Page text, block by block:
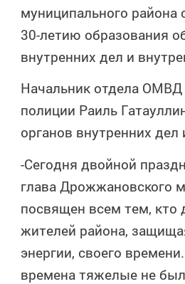
муниципального
30-летию образования
внутренних дел и
Начальник отдела
полиции Раиль
органов внутренних
-Сегодня двойной
глава Дрожжановского
посвящен всем тем, кто
жителей района,
энергии, своего
времена тяжелые не